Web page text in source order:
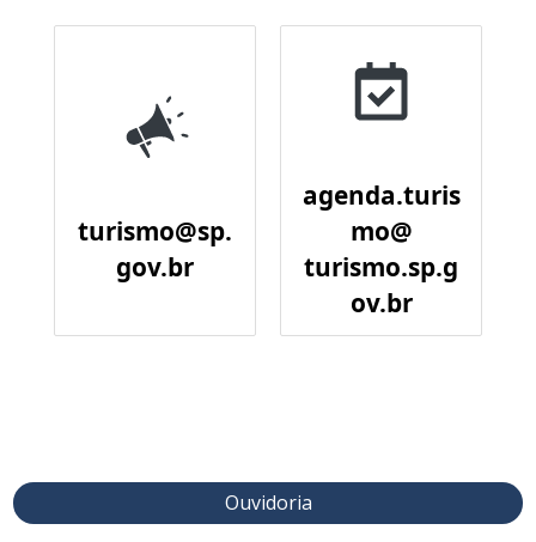
turismo@sp.
gov.br
agenda.turis
mo@
turismo.sp.g
ov.br
Ouvidoria